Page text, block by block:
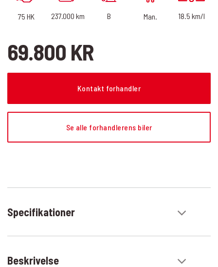
75 HK 237.000 km B Man. 18.5 km/l
69.800 KR
Kontakt forhandler
Se alle forhandlerens biler
Specifikationer
Beskrivelse